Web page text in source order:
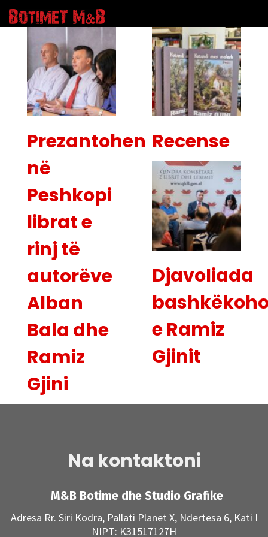
Prezantohen
në
Peshkopi
librat e
rinj të
autorëve
Alban
Bala dhe
Ramiz
Gjini
Recense
Djavoliada
e Ramiz
Gjinit
Na kontaktoni
M&B Botime dhe Studio Grafike
Adresa Rr. Siri Kodra, Pallati Planet X, Ndertesa 6, Kati I
NIPT: K31517127H